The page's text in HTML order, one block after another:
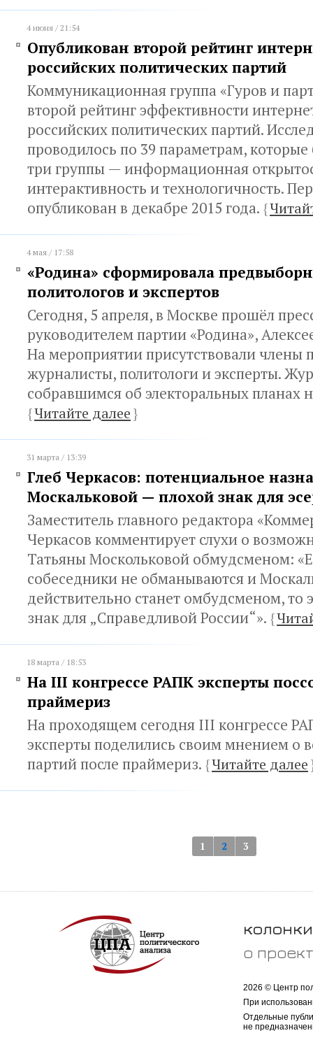
4 июня / 21:54
Опубликован второй рейтинг
российских политических партий
Коммуникационная группа «Гуров и
второй рейтинг эффективности
российских политических партий.
проводилось по 39 параметрам,
три группы — информационная
интерактивность и технологичность.
опубликован в декабре 2015 года. {
4 мая / 17:58
«Родина» сформировала
политологов и экспертов
Сегодня, 5 апреля, в Москве прошёл
руководителем партии «Родина»,
На мероприятии присутствовали члены
журналисты, политологи и эксперты.
собравшимся об электоральных планах
{Читайте далее}
31 марта / 13:39
Глеб Черкасов: потенциальное
Москальковой — плохой знак для
Заместитель главного редактора
Черкасов комментирует слухи о
Татьяны Москольковой обмудсменом:
собеседники не обманываются и
действительно станет омбудсменом, то
знак для „Справедливой России“». {
18 марта / 18:53
На III конгрессе РАПК эксперты
праймериз
На проходящем сегодня III конгрессе
эксперты поделились своим мнением о
партий после праймериз. {Читайте далее
1 2 3
колонки
о
2026 © Центр
При
Отдельные
не